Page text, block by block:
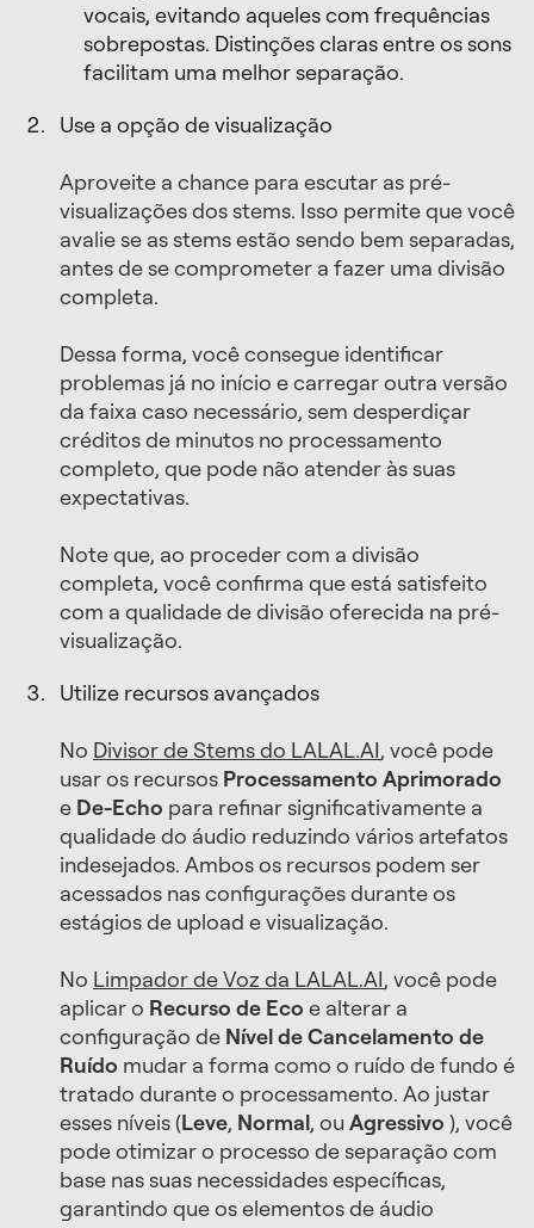
vocais, evitando aqueles com frequências
sobrepostas. Distinções claras entre os sons
facilitam uma melhor separação.
Use a opção de visualização
Aproveite a chance para escutar as pré-
visualizações dos stems. Isso permite que você
avalie se as stems estão sendo bem separadas,
antes de se comprometer a fazer uma divisão
completa.
Dessa forma, você consegue identificar
problemas já no início e carregar outra versão
da faixa caso necessário, sem desperdiçar
créditos de minutos no processamento
completo, que pode não atender às suas
expectativas.
Note que, ao proceder com a divisão
completa, você confirma que está satisfeito
com a qualidade de divisão oferecida na pré-
visualização.
Utilize recursos avançados
No Divisor de Stems do LALAL.AI, você pode
usar os recursos Processamento Aprimorado
e De-Echo para refinar significativamente a
qualidade do áudio reduzindo vários artefatos
indesejados. Ambos os recursos podem ser
acessados ​​nas configurações durante os
estágios de upload e visualização.
No Limpador de Voz da LALAL.AI, você pode
aplicar o Recurso de Eco e alterar a
configuração de Nível de Cancelamento de
Ruído mudar a forma como o ruído de fundo é
tratado durante o processamento. Ao justar
esses níveis (Leve, Normal, ou Agressivo ), você
pode otimizar o processo de separação com
base nas suas necessidades específicas,
garantindo que os elementos de áudio